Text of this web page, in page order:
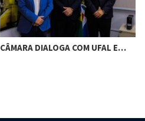
CÂMARA DIALOGA COM UFAL E…